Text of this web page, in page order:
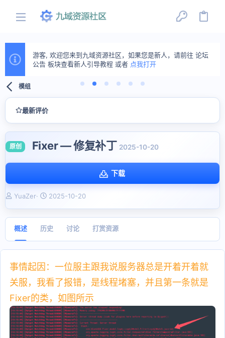
游客, 欢迎您来到九域资源社区，如果您是新人，请前往 论坛
公告 板块查看新人引导教程 或者 点我打开
模组
最新评价
原创 Fixer — 修复补丁 2025-10-20
下载
作
YuaZer
创
2025-10-20
概述 历史 讨论 打赏资源
事情起因：一位服主跟我说服务器总是开着开着就
关服，我看了报错，是线程堵塞，并且第一条就是
Fixer的类，如图所示